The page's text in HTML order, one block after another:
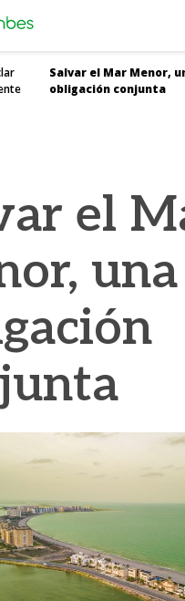
Ecoembes Reduce
Salvar el Mar Menor,
obligación conjunta
el
una